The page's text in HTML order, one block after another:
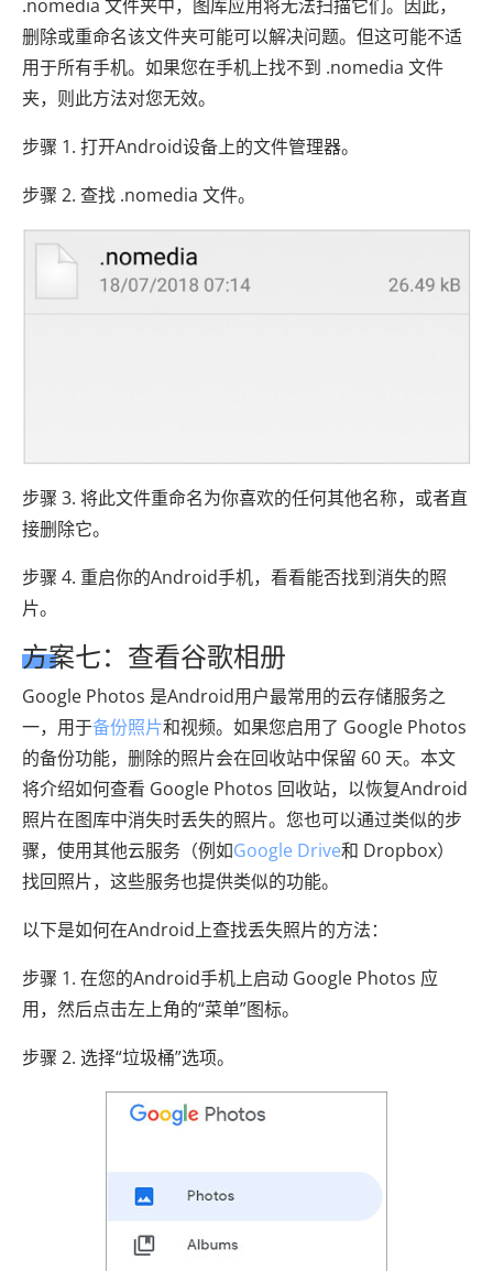
.nomedia 文件夹中，图库应用将无法扫描它们。因此，
删除或重命名该文件夹可能可以解决问题。但这可能不适
用于所有手机。如果您在手机上找不到 .nomedia 文件
夹，则此方法对您无效。
步骤 1. 打开Android设备上的文件管理器。
步骤 2. 查找 .nomedia 文件。
步骤 3. 将此文件重命名为你喜欢的任何其他名称，或者直
接删除它。
步骤 4. 重启你的Android手机，看看能否找到消失的照
片。
方案七：查看谷歌相册
Google Photos 是Android用户最常用的云存储服务之
一，用于备份照片和视频。如果您启用了 Google Photos
的备份功能，删除的照片会在回收站中保留 60 天。本文
将介绍如何查看 Google Photos 回收站，以恢复Android
照片在图库中消失时丢失的照片。您也可以通过类似的步
骤，使用其他云服务（例如Google Drive和 Dropbox）
找回照片，这些服务也提供类似的功能。
以下是如何在Android上查找丢失照片的方法：
步骤 1. 在您的Android手机上启动 Google Photos 应
用，然后点击左上角的“菜单”图标。
步骤 2. 选择“垃圾桶”选项。